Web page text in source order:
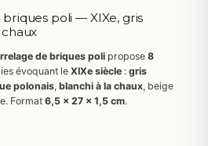
poli — XIXe, gris
de briques poli propose 8
évoquant leXIXe siècle : gris
polonais, blanchi à la chaux, beige
Format 6,5 × 27 × 1,5 cm.